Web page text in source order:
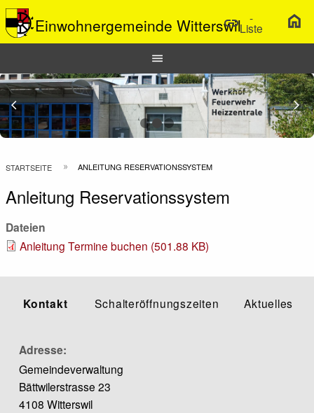
Einwohnergemeinde Witterswil
link -
Liste home
Hauptnavigation
Top
Bar
menu
Previous Slide
arrow_back_ios arrow_forward_ios
Pfadnavigation
STARTSEITE ANLEITUNG RESERVATIONSSYSTEM
Anleitung Reservationssystem
Dateien
Anleitung Termine buchen (501.88 KB)
Kontakt Schalteröffnungszeiten Aktuelles
Adresse
Gemeindeverwaltung
Bättwilerstrasse 23
4108 Witterswil